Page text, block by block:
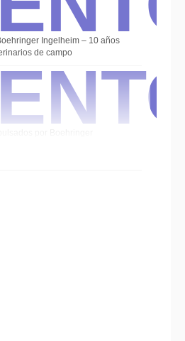
Ingelheim – 10 años
de campo